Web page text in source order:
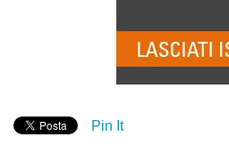
Pin It